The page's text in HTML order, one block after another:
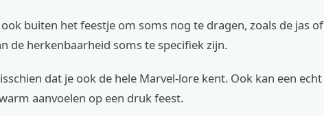
buiten het feestje om soms nog te dragen, zoals de jas of
de herkenbaarheid soms te specifiek zijn.
dat je ook de hele Marvel-lore kent. Ook kan een echt
aanvoelen op een druk feest.